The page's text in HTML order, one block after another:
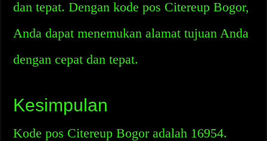
dan tepat. Dengan kode pos Citereup Bogor,
Anda dapat menemukan alamat tujuan Anda
dengan cepat dan tepat.
Kesimpulan
Kode pos Citereup Bogor adalah 16954.